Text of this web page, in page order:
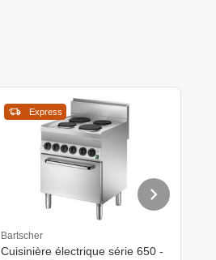
Express
Bartscher
Cuisinière électrique série 650 -